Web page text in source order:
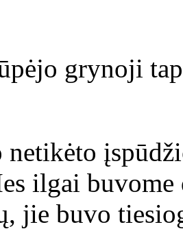
grynoji
ilgai
jie buvo